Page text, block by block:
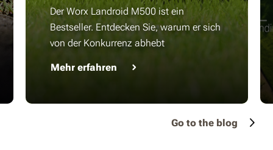
Der Worx Landroid M500 ist ein
Bestseller. Entdecken Sie, warum er sich
von der Konkurrenz abhebt
Mehr erfahren
Go to the blog